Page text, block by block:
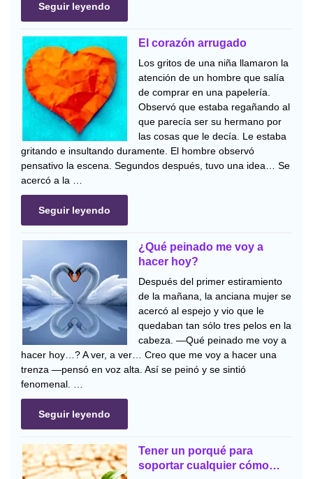
Seguir leyendo
El corazón arrugado
Los gritos de una niña llamaron la
atención de un hombre que salía
de comprar en una papelería.
Observó que estaba regañando al
que parecía ser su hermano por
las cosas que le decía. Le estaba
gritando e insultando duramente. El hombre observó
pensativo la escena. Segundos después, tuvo una idea… Se
acercó a la …
Seguir leyendo
¿Qué peinado me voy a
hacer hoy?
Después del primer estiramiento
de la mañana, la anciana mujer se
acercó al espejo y vio que le
quedaban tan sólo tres pelos en la
cabeza. —Qué peinado me voy a
hacer hoy…? A ver, a ver… Creo que me voy a hacer una
trenza —pensó en voz alta. Así se peinó y se sintió
fenomenal. …
Seguir leyendo
Tener un porqué para
soportar cualquier cómo…